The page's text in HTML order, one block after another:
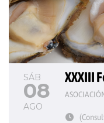
SÁB
08
AGO
XXXIII